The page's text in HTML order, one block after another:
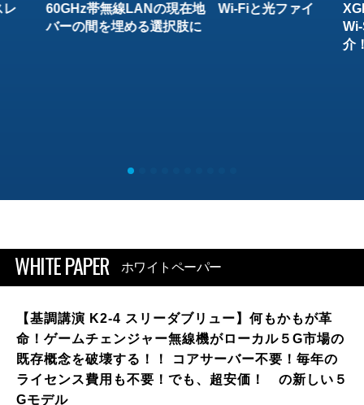
レ
60GHz帯無線LANの現在地 Wi-Fiと光ファイ
バーの間を埋める選択肢に
介
WHITE PAPER ホワイトペーパー
【基調講演 K2-4 スリーダブリュー】何もかもが革
命！ゲームチェンジャー無線機がローカル５G市場の
既存概念を破壊する！！ コアサーバー不要！毎年の
ライセンス費用も不要！でも、超安価！ の新しい５
Gモデル